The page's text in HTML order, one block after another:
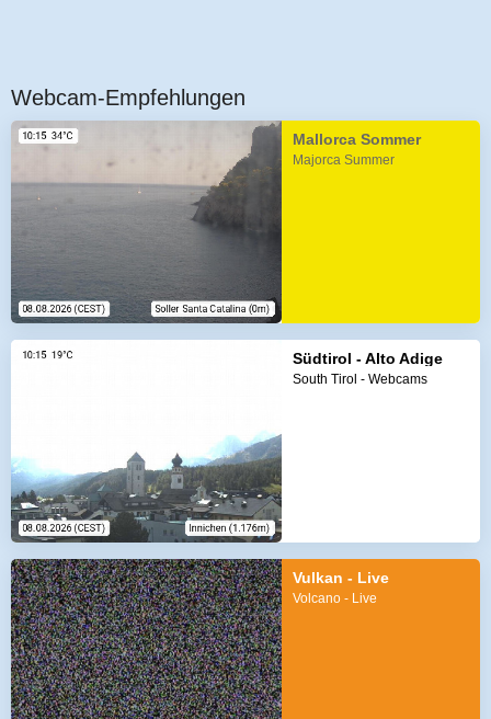
Webcam-Empfehlungen
Mallorca Sommer
Majorca Summer
Südtirol - Alto Adige
South Tirol - Webcams
Vulkan - Live
Volcano - Live